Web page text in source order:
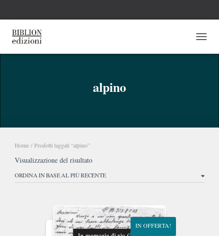
alpino
Home / Prodotti taggati “alpino”
Visualizzazione del risultato
IN OFFERTA!